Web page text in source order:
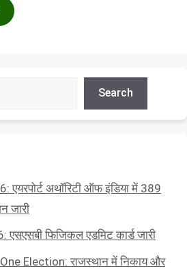
Search
अथॉरिटी ऑफ इंडिया में 389
जारी
फिजिकल एडमिट कार्ड जारी
Election: राजस्थान में निकाय और